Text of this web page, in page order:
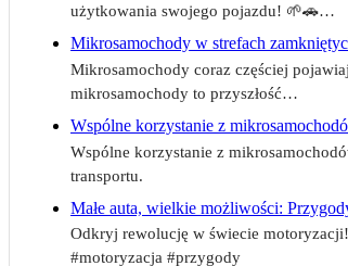
użytkowania swojego pojazdu! 🌱🚗…
Mikrosamochody w strefach
Mikrosamochody coraz częściej
mikrosamochody to przyszłość…
Wspólne korzystanie z
Wspólne korzystanie z
transportu.
Małe auta, wielkie możliwości:
Odkryj rewolucję w świecie
#motoryzacja #przygody